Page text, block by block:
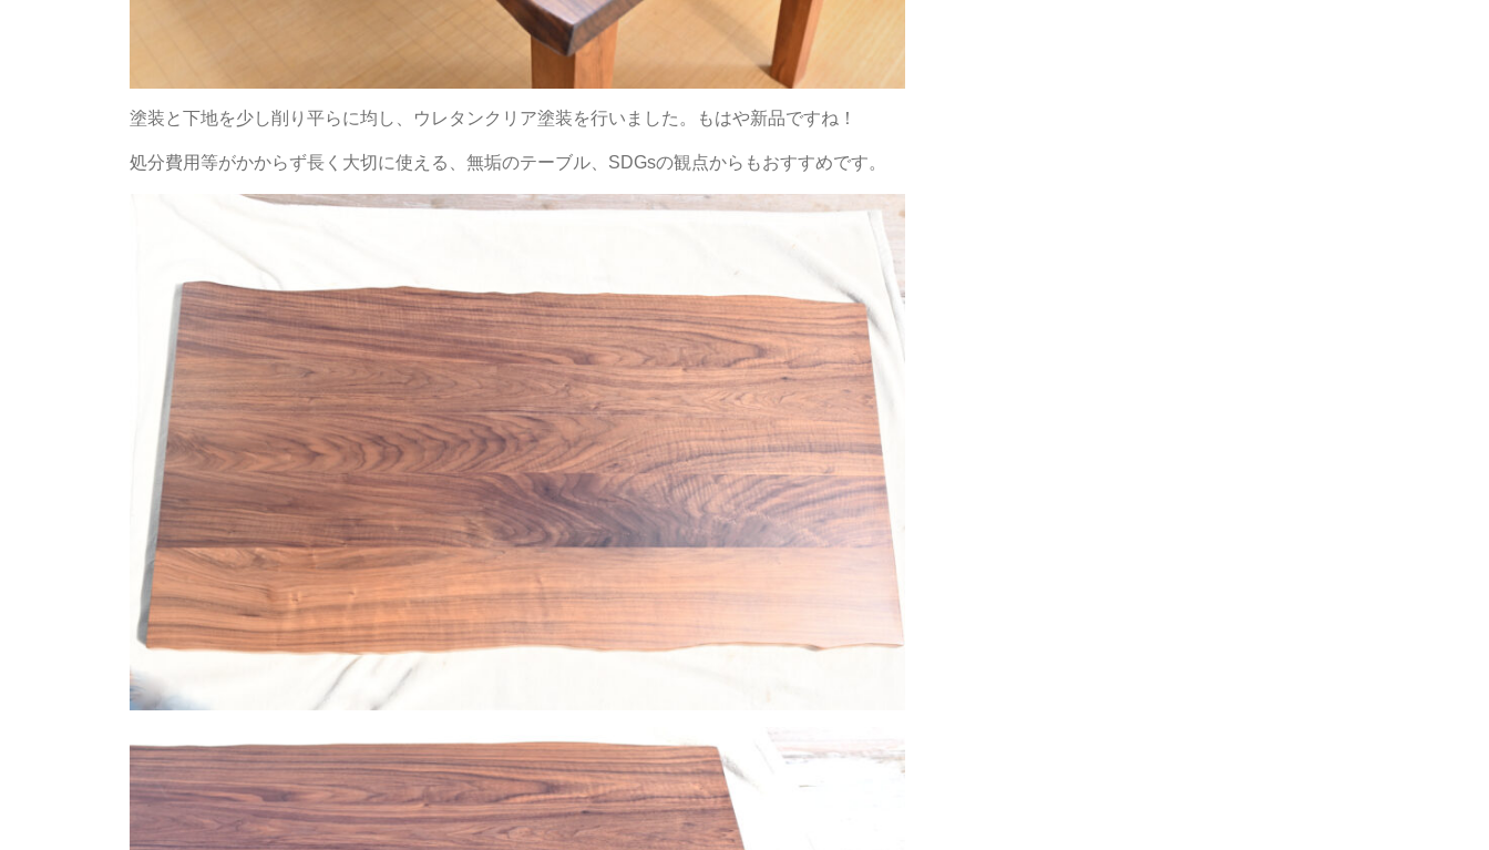
塗装と下地を少し削り平らに均し、ウレタンクリア塗装を行いました。もはや新品ですね！
処分費用等がかからず長く大切に使える、無垢のテーブル、SDGsの観点からもおすすめです。